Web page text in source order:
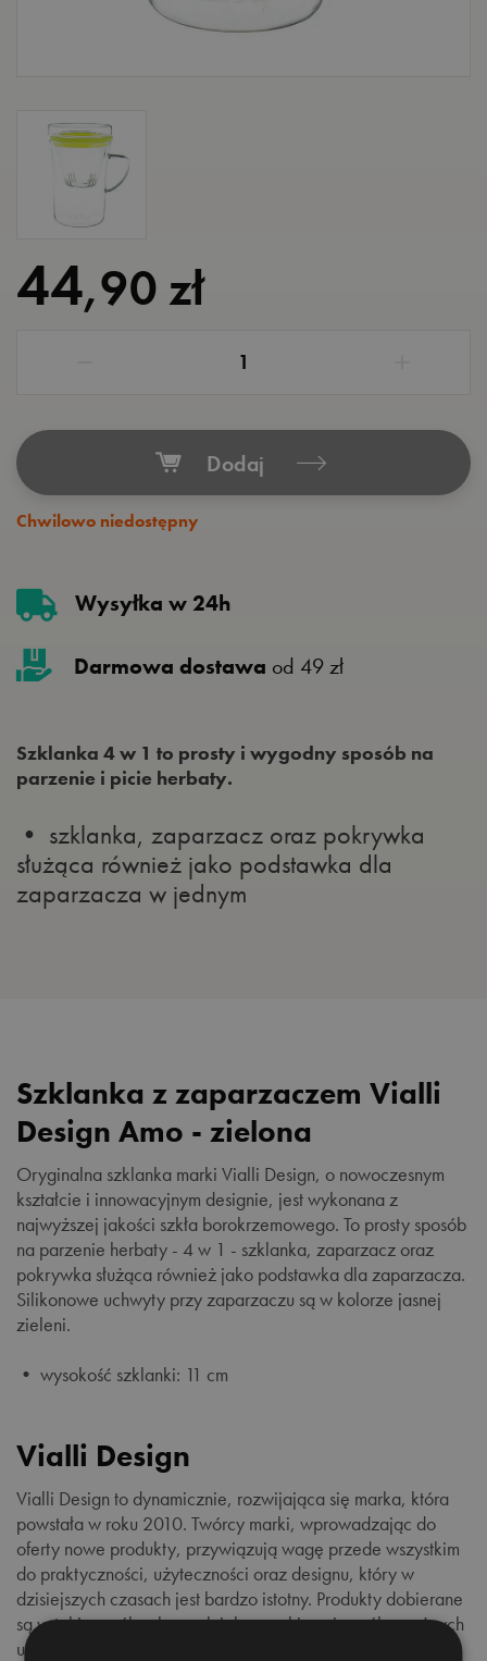
44,90 zł
Dodaj
Chwilowo niedostępny
Wysyłka w 24h
Darmowa dostawa od 49 zł
Szklanka 4 w 1 to prosty i wygodny sposób na
parzenie i picie herbaty.
• szklanka, zaparzacz oraz pokrywka
służąca również jako podstawka dla
zaparzacza w jednym
Szklanka z zaparzaczem Vialli
Design Amo - zielona
Oryginalna szklanka marki Vialli Design, o nowoczesnym
kształcie i innowacyjnym designie, jest wykonana z
najwyższej jakości szkła borokrzemowego. To prosty sposób
na parzenie herbaty - 4 w 1 - szklanka, zaparzacz oraz
pokrywka służąca również jako podstawka dla zaparzacza.
Silikonowe uchwyty przy zaparzaczu są w kolorze jasnej
zieleni.
• wysokość szklanki: 11 cm
Vialli Design
Vialli Design to dynamicznie, rozwijająca się marka, która
powstała w roku 2010. Twórcy marki, wprowadzając do
oferty nowe produkty, przywiązują wagę przede wszystkim
do praktyczności, użyteczności oraz designu, który w
dzisiejszych czasach jest bardzo istotny. Produkty dobierane
są w taki sposób, aby spełniały oczekiwania osób o rożnych
upodobaniach i gustach, oraz komponowały się z każdym